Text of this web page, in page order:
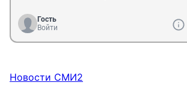
Гость
Войти
Новости СМИ2